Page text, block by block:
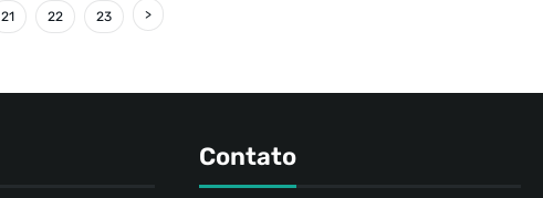
21 22 23
Contato